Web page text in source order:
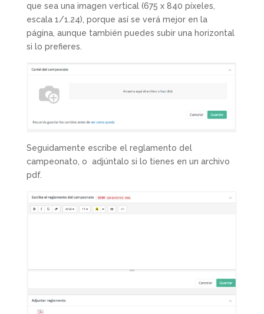
que sea una imagen vertical (675 x 840 píxeles,
escala 1/1.24), porque así se verá mejor en la
página, aunque también puedes subir una horizontal
si lo prefieres.
Seguidamente escribe el reglamento del
campeonato, o adjúntalo si lo tienes en un archivo
pdf.